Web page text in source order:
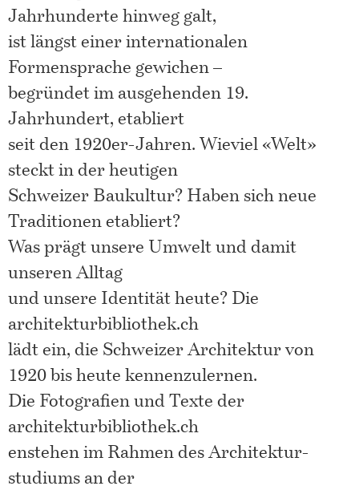
Jahrhunderte hinweg galt,
ist längst einer internationalen
Formensprache gewichen –
begründet im ausgehenden 19.
Jahrhundert, etabliert
seit den 1920er-Jahren. Wieviel «Welt»
steckt in der heutigen
Schweizer Baukultur? Haben sich neue
Traditionen etabliert?
Was prägt unsere Umwelt und damit
unseren Alltag
und unsere Identität heute? Die
architekturbibliothek.ch
lädt ein, die Schweizer Architektur von
1920 bis heute kennenzulernen.
Die Fotografien und Texte der
architekturbibliothek.ch
enstehen im Rahmen des Architektur-
studiums an der